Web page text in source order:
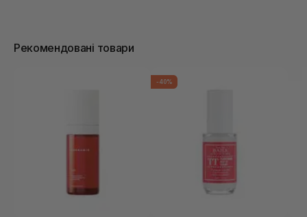
Рекомендовані товари
-40%